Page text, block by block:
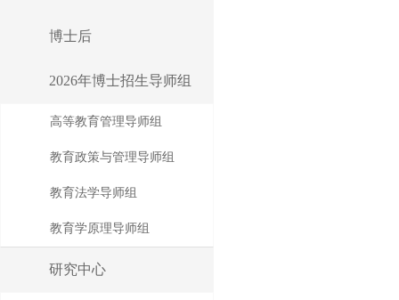
博士后
2026年博士招生导师组
高等教育管理导师组
教育政策与管理导师组
教育法学导师组
教育学原理导师组
研究中心